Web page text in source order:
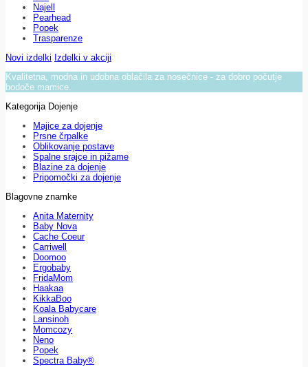
Najell
Pearhead
Popek
Trasparenze
Novi izdelki Izdelki v akciji
Kvalitetna, modna in udobna oblačila za nosečnice - za dobro počutje
bodoče mamice.
Kategorija Dojenje
Majice za dojenje
Prsne črpalke
Oblikovanje postave
Spalne srajce in pižame
Blazine za dojenje
Pripomočki za dojenje
Blagovne znamke
Anita Maternity
Baby Nova
Cache Coeur
Carriwell
Doomoo
Ergobaby
FridaMom
Haakaa
KikkaBoo
Koala Babycare
Lansinoh
Momcozy
Neno
Popek
Spectra Baby®